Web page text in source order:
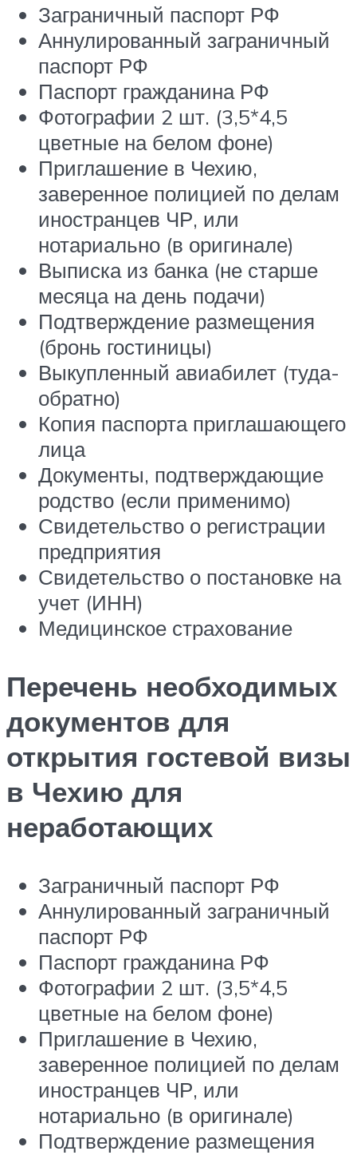
Заграничный паспорт РФ
Аннулированный заграничный
паспорт РФ
Паспорт гражданина РФ
Фотографии 2 шт. (3,5*4,5
цветные на белом фоне)
Приглашение в Чехию,
заверенное полицией по делам
иностранцев ЧР, или
нотариально (в оригинале)
Выписка из банка (не старше
месяца на день подачи)
Подтверждение размещения
(бронь гостиницы)
Выкупленный авиабилет (туда-
обратно)
Копия паспорта приглашающего
лица
Документы, подтверждающие
родство (если применимо)
Свидетельство о регистрации
предприятия
Свидетельство о постановке на
учет (ИНН)
Медицинское страхование
Перечень необходимых
документов для
открытия гостевой визы
в Чехию для
неработающих
Заграничный паспорт РФ
Аннулированный заграничный
паспорт РФ
Паспорт гражданина РФ
Фотографии 2 шт. (3,5*4,5
цветные на белом фоне)
Приглашение в Чехию,
заверенное полицией по делам
иностранцев ЧР, или
нотариально (в оригинале)
Подтверждение размещения